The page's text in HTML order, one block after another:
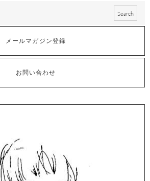
メールマガジン登録
お問い合わせ